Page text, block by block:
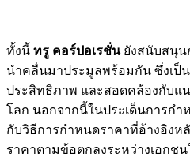
ทั้งนี้ ทรู คอร์ปอเรชั่นยังสนับสนุน
นำคลื่นมาประมูลพร้อมกัน ซึ่งเป็
ประสิทธิภาพ และสอดคล้องกับแ
โลก นอกจากนี้ในประเด็นการกำ
กับวิธีการกำหนดราคาที่อ้างอิงห
ราคาตามข้อตกลงระหว่างเอกช